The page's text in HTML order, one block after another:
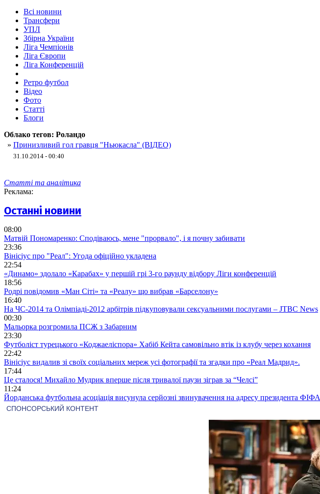
Всі новини
Трансфери
УПЛ
Збірна України
Ліга Чемпіонів
Ліга Європи
Ліга Конференцій
Ретро футбол
Відео
Фото
Статті
Блоги
Облако тегов: Роландо
» Принизливий гол гравця "Ньюкасла" (ВІДЕО)
31.10.2014 - 00:40
Статті та аналітика
Реклама:
Останні новини
08:00
Матвій Пономаренко: Сподіваюсь, мене "прорвало", і я почну забивати
23:36
Вінісіус про "Реал": Угода офіційно укладена
22:54
«Динамо» здолало «Карабах» у першій грі 3-го раунду відбору Ліги конференцій
18:56
Родрі повідомив «Ман Сіті» та «Реалу» що вибрав «Барселону»
16:40
На ЧС-2014 та Олімпіаді-2012 арбітрів підкуповували сексуальними послугами – JTBC News
00:30
Мальорка розгромила ПСЖ з Забарним
23:30
Футболіст турецького «Коджаеліспора» Хабіб Кейта самовільно втік із клубу через кохання
22:42
Вінісіус видалив зі своїх соціальних мереж усі фотографії та згадки про «Реал Мадрид».
17:44
Це сталося! Михайло Мудрик вперше після тривалої паузи зіграв за “Челсі”
11:24
Йорданська футбольна асоціація висунула серйозні звинувачення на адресу президента ФІФА